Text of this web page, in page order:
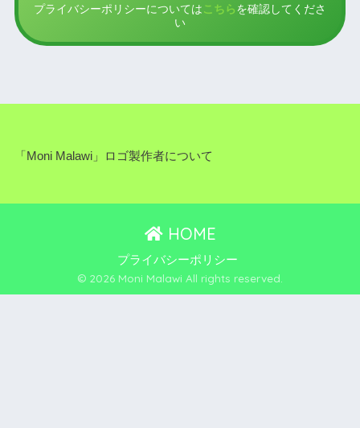
プライバシーポリシーについては こちら を確認してくださ
い
「Moni Malawi」ロゴ製作者について
HOME
プライバシーポリシー
© 2026 Moni Malawi All rights reserved.